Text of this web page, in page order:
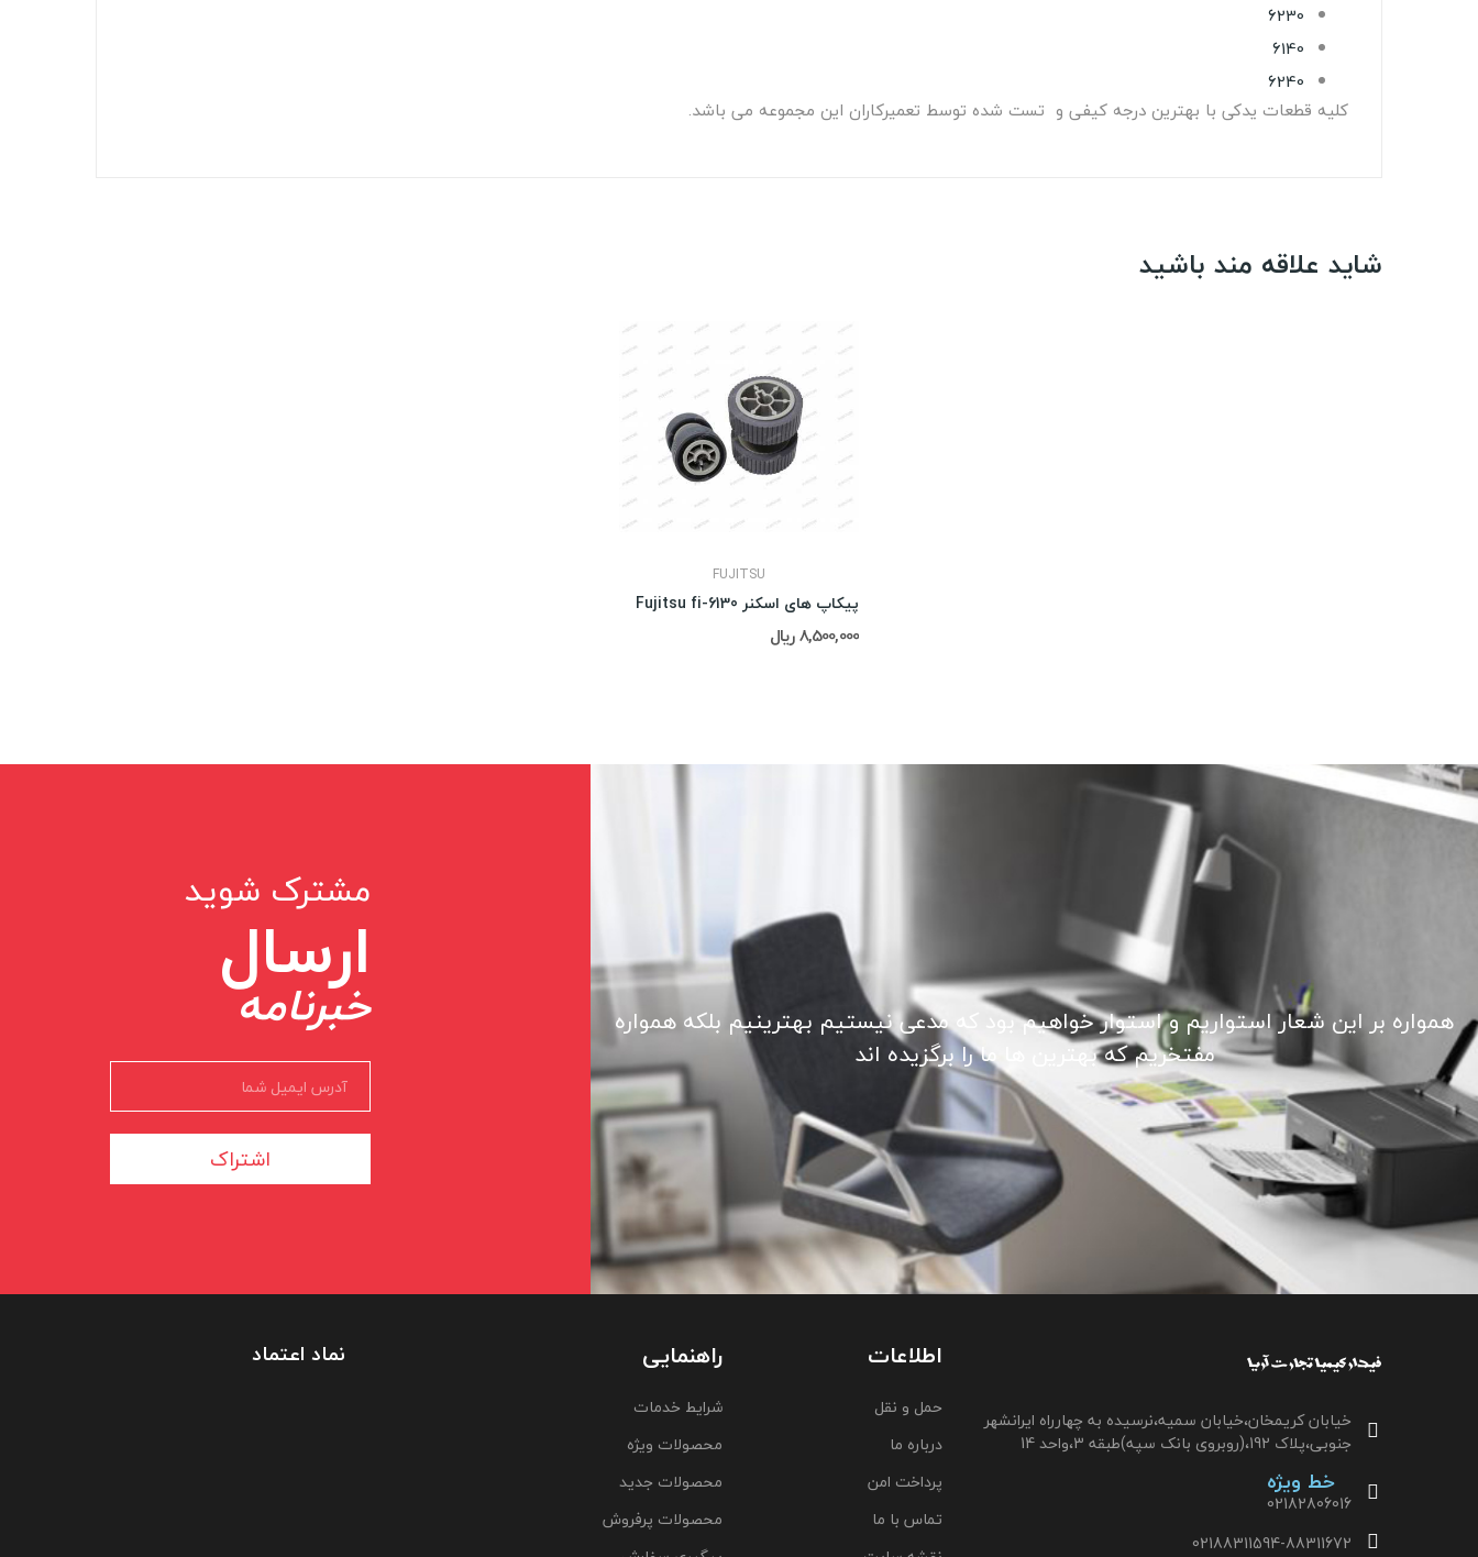
6230
6140
6240
کلیه قطعات یدکی با بهترین درجه کیفی و تست شده توسط تعمیرکاران این مجموعه می باشد.
شاید علاقه مند باشید
FUJITSU
پیکاپ های اسکنر Fujitsu fi-6130
8,500,000 ریال
همواره بر این شعار استواریم و استوار خواهیم بود که مدعی نیستیم بهترینیم بلکه همواره
مفتخریم که بهترین ها ما را برگزیده اند
مشترک شوید
ارسال
خبرنامه
اشتراک
خیابان کریمخان،خیابان سمیه،نرسیده به چهارراه ایرانشهر
جنوبی،پلاک 192،(روبروی بانک سپه)طبقه 3،واحد 14
خط ویژه
02182806016
02188311594-88311672
اطلاعات
حمل و نقل
درباره ما
پرداخت امن
تماس با ما
راهنمایی
شرایط خدمات
محصولات ویژه
محصولات جدید
محصولات پرفروش
نماد اعتماد